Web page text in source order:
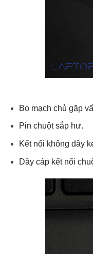
Bo mạch chủ gặp
Pin chuột sắp hư.
Kết nối không dây
Dây cáp kết nối